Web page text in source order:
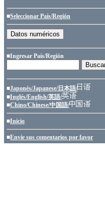
■Seleccionar País/Región
■Ingresar País/Región
■Japonés/Japanese/日本語/
■Inglés/English/英語/
■Chino/Chinese/中国語/
■Inicio
■Envíe sus comentarios por favor